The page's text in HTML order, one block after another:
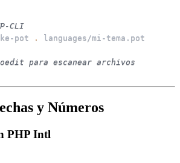
CLI
pot .
para escanear archivos
y Números
PHP Intl